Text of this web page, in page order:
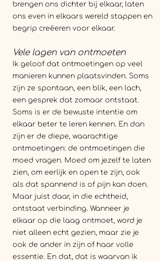
brengen ons dichter bij elkaar, laten
ons even in elkaars wereld stappen en
begrip creëeren voor elkaar.
Vele lagen van ontmoeten
Ik geloof dat ontmoetingen op veel
manieren kunnen plaatsvinden. Soms
zijn ze spontaan, een blik, een lach,
een gesprek dat zomaar ontstaat.
Soms is er de bewuste intentie om
elkaar beter te leren kennen. En dan
zijn er de diepe, waarachtige
ontmoetingen: de ontmoetingen die
moed vragen. Moed om jezelf te laten
zien, om eerlijk en open te zijn, ook
als dat spannend is of pijn kan doen.
Maar juist daar, in die echtheid,
ontstaat verbinding. Wanneer je
elkaar op die laag ontmoet, word je
niet alleen echt gezien, maar zie je
ook de ander in zijn of haar volle
essentie. En dat, dat is waarvan ik